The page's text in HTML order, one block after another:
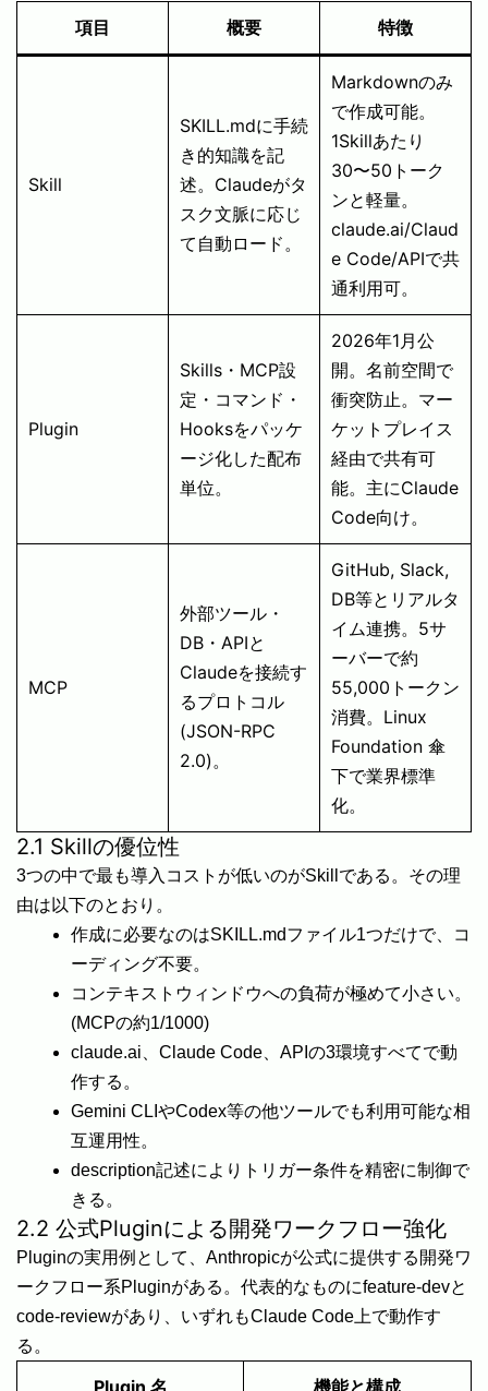
項目 概要 特徴
Skill
SKILL.mdに手続
き的知識を記
述。Claudeがタ
スク文脈に応じ
て自動ロード。
Markdownのみ
で作成可能。
1Skillあたり
30〜50トーク
ンと軽量。
claude.ai/Claud
e Code/APIで共
通利用可。
Plugin
Skills・MCP設
定・コマンド・
Hooksをパッケ
ージ化した配布
単位。
2026年1月公
開。名前空間で
衝突防止。マー
ケットプレイス
経由で共有可
能。主にClaude
Code向け。
MCP
外部ツール・
DB・APIと
Claudeを接続す
るプロトコル
(JSON-RPC
2.0)。
GitHub, Slack,
DB等とリアルタ
イム連携。5サ
ーバーで約
55,000トークン
消費。Linux
Foundation 傘
下で業界標準
化。
2.1 Skillの優位性
3つの中で最も導入コストが低いのがSkillである。その理
由は以下のとおり。
作成に必要なのはSKILL.mdファイル1つだけで、コ
ーディング不要。
コンテキストウィンドウへの負荷が極めて小さい。
(MCPの約1/1000)
claude.ai、Claude Code、APIの3環境すべてで動
作する。
Gemini CLIやCodex等の他ツールでも利用可能な相
互運用性。
description記述によりトリガー条件を精密に制御で
きる。
2.2 公式Pluginによる開発ワークフロー強化
Pluginの実用例として、Anthropicが公式に提供する開発ワ
ークフロー系Pluginがある。代表的なものにfeature-devと
code-reviewがあり、いずれもClaude Code上で動作す
る。
Plugin 名 機能と構成